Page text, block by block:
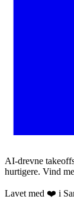
AI-drevne
hurtigere. Vind
Lavet med ❤️ i